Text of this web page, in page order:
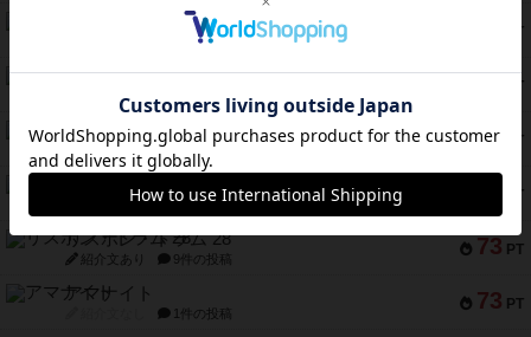
PT
モズビ－ズ・レイダ－ズ
1件の投稿
PT
テンプテーション
紹介文なし 2件の投稿
78 PT
インドネシア
紹介文あり 2件の投稿
PT
紹介文あり 8件の投稿
73 PT
リスボン・トラム 28
紹介文あり 9件の投稿
73 PT
アマナイト
1件の投稿